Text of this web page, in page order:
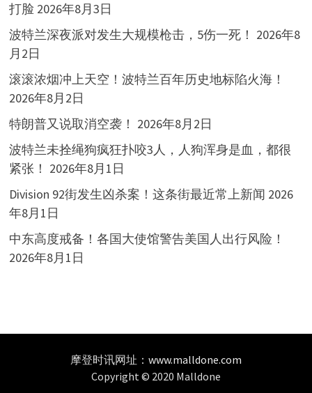
打脸 2026年8月3日
波特兰深夜派对发生大规模枪击，5伤一死！ 2026年8
月2日
滚滚浓烟冲上天空！波特兰百年历史地标陷火海！
2026年8月2日
特朗普又说取消空袭！ 2026年8月2日
波特兰未拴绳狗疯狂扑咬3人，人狗浑身是血，都很
紧张！ 2026年8月1日
Division 92街发生凶杀案！这条街最近常上新闻 2026
年8月1日
中东高度戒备！各国大使馆警告美国人出行风险！
2026年8月1日
摩登时讯网址： www.malldone.com
Copyright © 2020 Malldone